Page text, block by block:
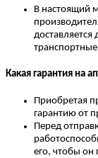
В настоящий
доставляется
Какая гарантия на
Приобретая
гарантию от
Перед
его, чтобы он